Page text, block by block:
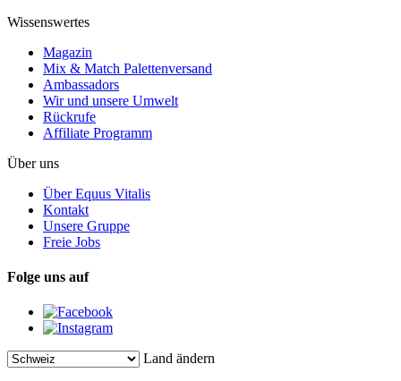
Wissenswertes
Magazin
Mix & Match Palettenversand
Ambassadors
Wir und unsere Umwelt
Rückrufe
Affiliate Programm
Über uns
Über Equus Vitalis
Kontakt
Unsere Gruppe
Freie Jobs
Folge uns auf
Land ändern